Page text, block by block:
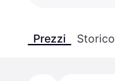
Prezzi